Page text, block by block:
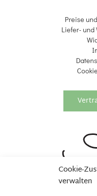
Cookie-
verwalten
Preise
Liefer- und